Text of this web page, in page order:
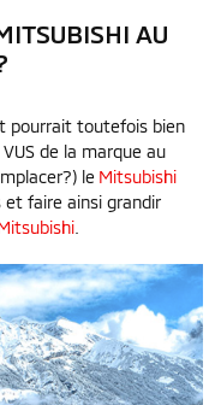
AU
pourrait toutefois bien
de la marque au
le Mitsubishi
et faire ainsi grandir